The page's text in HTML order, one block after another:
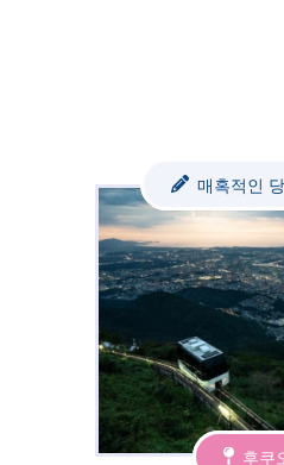
후쿠
매혹적인